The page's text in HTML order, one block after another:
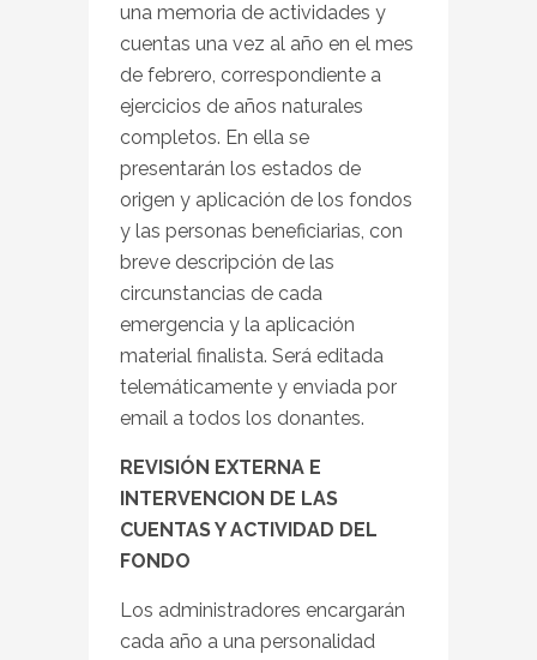
una memoria de actividades y
cuentas una vez al año en el mes
de febrero, correspondiente a
ejercicios de años naturales
completos. En ella se
presentarán los estados de
origen y aplicación de los fondos
y las personas beneficiarias, con
breve descripción de las
circunstancias de cada
emergencia y la aplicación
material finalista. Será editada
telemáticamente y enviada por
email a todos los donantes.
REVISIÓN EXTERNA E
INTERVENCION DE LAS
CUENTAS Y ACTIVIDAD DEL
FONDO
Los administradores encargarán
cada año a una personalidad